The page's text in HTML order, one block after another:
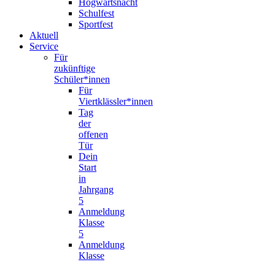
Hogwartsnacht
Schulfest
Sportfest
Aktuell
Service
Für
zukünftige
Schüler*innen
Für
Viertklässler*innen
Tag
der
offenen
Tür
Dein
Start
in
Jahrgang
5
Anmeldung
Klasse
5
Anmeldung
Klasse